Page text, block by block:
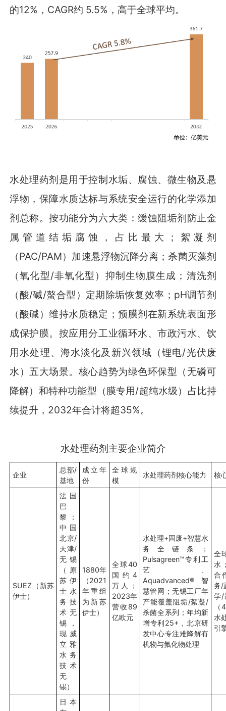
的12%，CAGR约 5.5%，高于全球平均。
水处理药剂是用于控制水垢、腐蚀、微生物及悬
浮物，保障水质达标与系统安全运行的化学添加
剂总称。按功能分为六大类：缓蚀阻垢剂防止金
属管道结垢腐蚀，占比最大；絮凝剂
（PAC/PAM）加速悬浮物沉降分离；杀菌灭藻剂
（氧化型/非氧化型）抑制生物膜生成；清洗剂
（酸/碱/螯合型）定期除垢恢复效率；pH调节剂
（酸碱）维持水质稳定；预膜剂在新系统表面形
成保护膜。按应用分工业循环水、市政污水、饮
用水处理、海水淡化及新兴领域（锂电/光伏废
水）五大场景。核心趋势为绿色环保型（无磷可
降解）和特种功能型（膜专用/超纯水级）占比持
续提升，2032年合计将超35%。
水处理药剂主要企业简介
企业
总部/
基地
成立年
份
全球规
模
水处理药剂核心能力 核
SUEZ（新苏
伊士）
法国
巴
黎；
中国
北京/
天津/
无锡
（原
苏伊
士水
务技
术无
锡，
现威
立雅
水务
技术
无
锡）
1880年
（2021
年重组
为新苏
伊士）
全球40
国约4
万人；
2023年
营收89
亿欧元
水处理+固废+智慧水
务全链条；
Pulsagreen™专利工
艺、
Aquadvanced®智
慧管网；无锡工厂年
产能覆盖阻垢/絮凝/
杀菌全系列；年均新
增专利25+，北京研
发中心专注难降解有
机物与氟化物处理
全
水
合
务/
学/
水
引
日本